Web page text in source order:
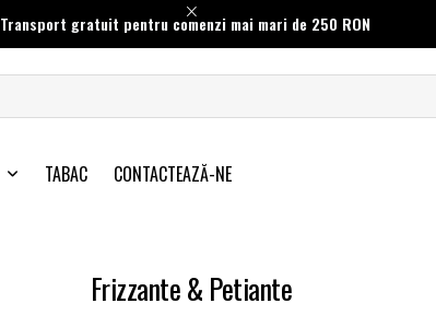
Transport gratuit pentru comenzi mai mari de 250 RON
TABAC CONTACTEAZĂ-NE
Frizzante & Petiante